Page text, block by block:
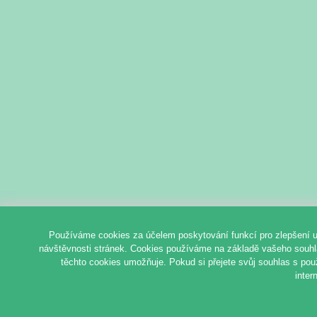
Používáme cookies za účelem poskytování funkcí pro zlepšení
návštěvnosti stránek. Cookies používáme na základě vašeho
těchto cookies umožňuje. Pokud si přejete svůj souhlas s